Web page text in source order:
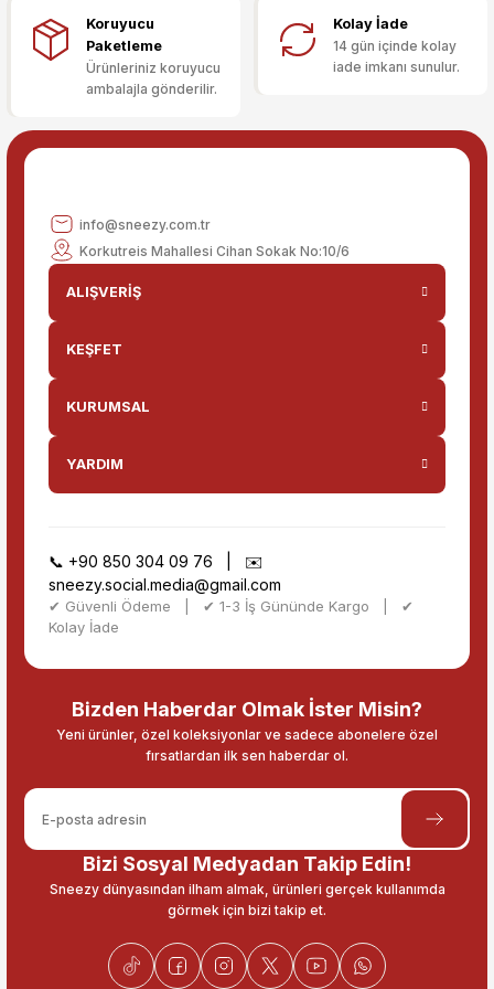
Ürün fiyatı diğer sitelerden daha pahalı.
Bu ürüne benzer farklı alternatifler olmalı.
Koruyucu
Paketleme
Ürünleriniz koruyucu
ambalajla gönderilir.
Kolay İade
14 gün içinde kolay
iade imkanı sunulur.
info@sneezy.com.tr
Korkutreis Mahallesi Cihan Sokak No:10/6
ALIŞVERİŞ
KEŞFET
KURUMSAL
YARDIM
📞 +90 850 304 09 76 | ✉️
sneezy.social.media@gmail.com
✔ Güvenli Ödeme | ✔ 1-3 İş Gününde Kargo | ✔
Kolay İade
Bizden Haberdar Olmak İster Misin?
Yeni ürünler, özel koleksiyonlar ve sadece abonelere özel
fırsatlardan ilk sen haberdar ol.
Bizi Sosyal Medyadan Takip Edin!
Sneezy dünyasından ilham almak, ürünleri gerçek kullanımda
görmek için bizi takip et.